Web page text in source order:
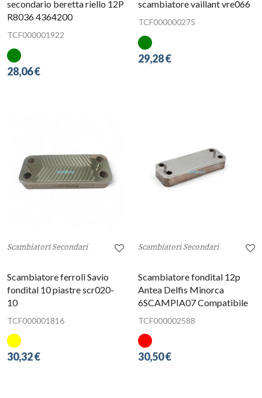
secondario beretta riello 12P
R8036 4364200
TCF000001922
28,06 €
scambiatore vaillant vre066
TCF000000275
29,28 €
Scambiatori Secondari
Scambiatore ferroli Savio
fondital 10 piastre scr020-
10
TCF000001816
30,32 €
Scambiatori Secondari
Scambiatore fondital 12p
Antea Delfis Minorca
6SCAMPIA07 Compatibile
TCF000002588
30,50 €